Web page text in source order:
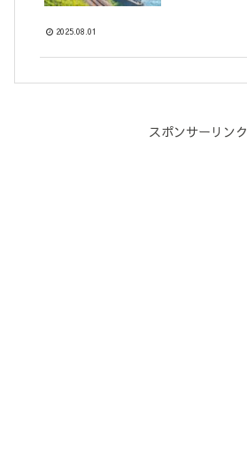
2025.08.01
スポンサーリンク